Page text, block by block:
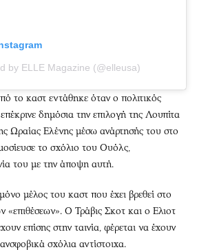
by ELLE Magazine (@elleusa)
το καστ εντάθηκε όταν ο πολιτικός
δημόσια την επιλογή της Λουπίτα
Ωραίας Ελένης μέσω ανάρτησής του στο
το σχόλιο του Ουόλς,
του με την άποψη αυτή.
μέλος του καστ που έχει βρεθεί στο
«επιθέσεων». Ο Τράβις Σκοτ και ο Ελιοτ
επίσης στην ταινία, φέρεται να έχουν
σχόλια αντίστοιχα.